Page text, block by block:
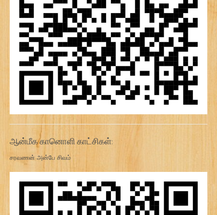
ஆன்மீக கானொளி காட்சிகள்:
சரவணன் அன்பே சிவம்